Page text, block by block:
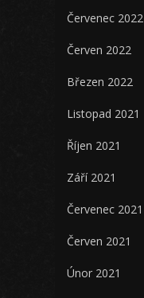
Červenec 2022
Červen 2022
Březen 2022
Listopad 2021
Říjen 2021
Září 2021
Červenec 2021
Červen 2021
Únor 2021